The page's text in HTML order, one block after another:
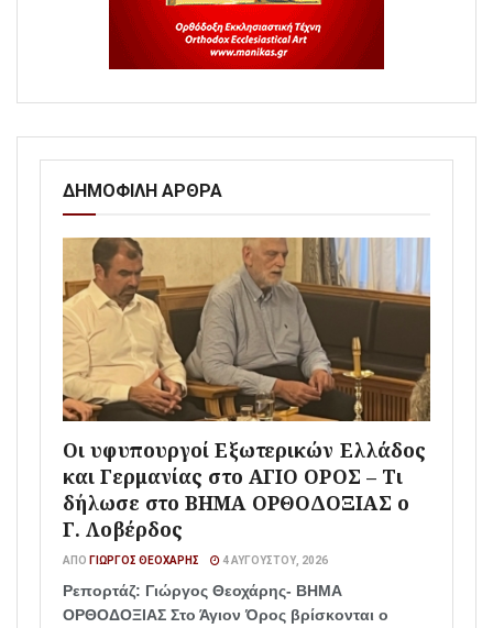
ΔΗΜΟΦΙΛΗ ΑΡΘΡΑ
Οι υφυπουργοί Εξωτερικών Ελλάδος
και Γερμανίας στο ΑΓΙΟ ΟΡΟΣ – Τι
δήλωσε στο ΒΗΜΑ ΟΡΘΟΔΟΞΙΑΣ ο
Γ. Λοβέρδος
ΑΠΌ ΓΙΏΡΓΟΣ ΘΕΟΧΆΡΗΣ 4 ΑΥΓΟΎΣΤΟΥ, 2026
Ρεπορτάζ: Γιώργος Θεοχάρης- ΒΗΜΑ
ΟΡΘΟΔΟΞΙΑΣ Στο Άγιον Όρος βρίσκονται ο